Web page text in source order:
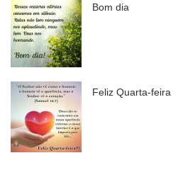
Bom dia
Feliz Quarta-feira